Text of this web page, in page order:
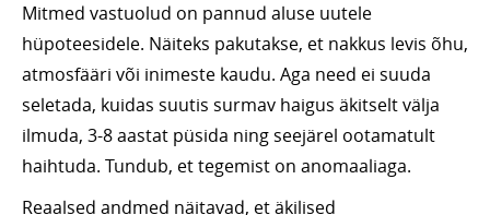
Mitmed vastuolud on pannud aluse uutele
hüpoteesidele. Näiteks pakutakse, et nakkus levis õhu,
atmosfääri või inimeste kaudu. Aga need ei suuda
seletada, kuidas suutis surmav haigus äkitselt välja
ilmuda, 3-8 aastat püsida ning seejärel ootamatult
haihtuda. Tundub, et tegemist on anomaaliaga.
Reaalsed andmed näitavad, et äkilised